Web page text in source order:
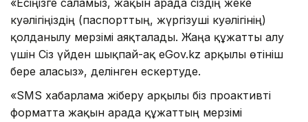
«Есіңізге саламыз, жақын арада сіздің жеке
куәлігіңіздің (паспорттың, жүргізуші куәлігінің)
қолданылу мерзімі аяқталады. Жаңа құжатты алу
үшін Сіз үйден шықпай-ақ eGov.kz арқылы өтініш
бере аласыз», делінген ескертуде.
«SMS хабарлама жіберу арқылы біз проактивті
форматта жақын арада құжаттың мерзімі